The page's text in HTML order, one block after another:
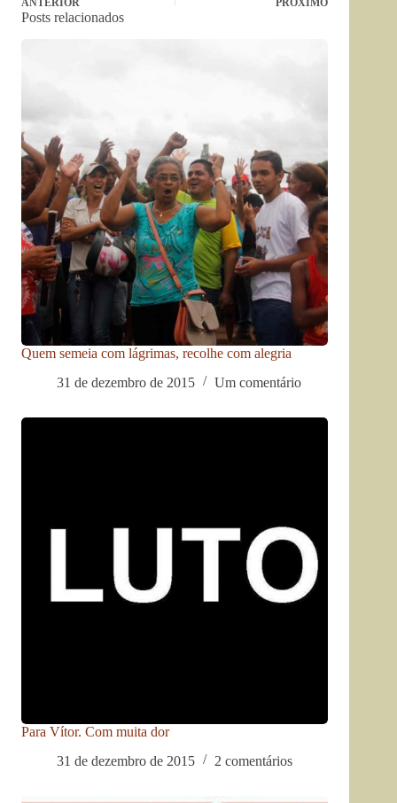
Posts relacionados
Quem semeia com lágrimas, recolhe com alegria
31 de dezembro de 2015
Um comentário
Para Vítor. Com muita dor
31 de dezembro de 2015
2 comentários